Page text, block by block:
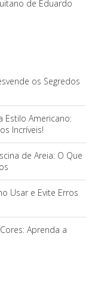
de Eduardo
os Segredos
Estilo Americano:
Incríveis!
de Areia: O Que
Usar e Evite Erros
Aprenda a